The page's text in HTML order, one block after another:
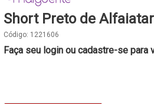
Short Preto de
Código: 1221606
Faça seu login ou cadastre-se para